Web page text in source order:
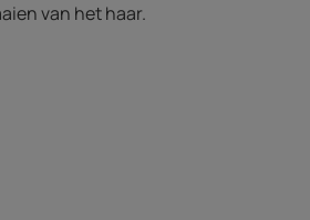
van het haar.